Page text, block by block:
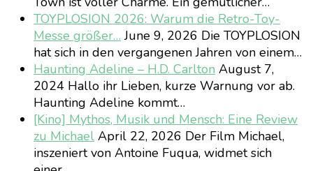
TOYPLOSION 2026: Warum die Retro-Toy-
Messe größer… June 9, 2026 Die TOYPLOSION
hat sich in den vergangenen Jahren von einem…
Haunting Adeline – H.D. Carlton August 7,
2024 Hallo ihr Lieben, kurze Warnung vor ab.
Haunting Adeline kommt…
[Kino] Mythos, Musik und Mensch: Eine Review
zu Michael April 22, 2026 Der Film Michael,
inszeniert von Antoine Fuqua, widmet sich